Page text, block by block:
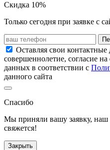
Скидка 10%
Только сегодня при заявке с
Оставляя свои
совершеннолетие, согласие
данных в соответствии с
данного сайта
Спасибо
Мы приняли вашу заявку, наш
свяжется!
Закрыть